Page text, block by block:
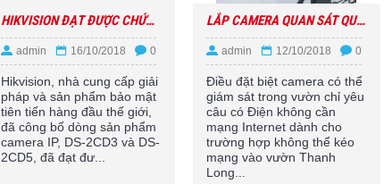
HIKVISION ĐẠT ĐƯỢC CHỨNG NHẬN TIÊU CHUẨN CHUNG
admin 16/10/2018 0
Hikvision, nhà cung cấp giải
pháp và sản phẩm bảo mật
tiên tiến hàng đầu thế giới,
đã công bố dòng sản phẩm
camera IP, DS-2CD3 và DS-
2CD5, đã đạt đư...
LẮP CAMERA QUAN SÁT QUẢN LÝ VƯỜN THANH LONG
admin 12/10/2018 0
Điều đặt biệt camera có thể
giám sát trong vườn chỉ yêu
câu có Điện không cần
mạng Internet dành cho
trường hợp không thể kéo
mạng vào vườn Thanh
Long...